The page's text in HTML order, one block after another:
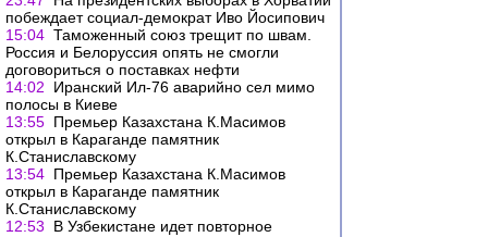
побеждает социал-демократ Иво Йосипович
15:04 Таможенный союз трещит по швам.
Россия и Белоруссия опять не смогли
договориться о поставках нефти
14:02
Иранский Ил-76 аварийно сел мимо
полосы в Киеве
13:55 Премьер Казахстана К.Масимов
открыл в Караганде памятник
К.Станиславскому
13:54 Премьер Казахстана К.Масимов
открыл в Караганде памятник
К.Станиславскому
12:53
В Узбекистане идет повторное